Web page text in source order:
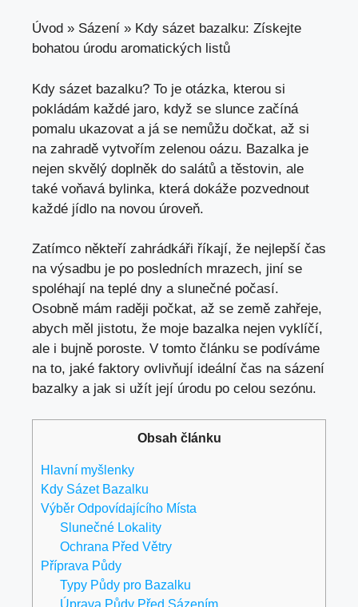
Úvod » Sázení » Kdy sázet bazalku: Získejte
bohatou úrodu aromatických listů
Kdy sázet bazalku? To je otázka, kterou si
pokládám každé jaro, když se slunce začíná
pomalu ukazovat a já se nemůžu dočkat, až si
na zahradě vytvořím zelenou oázu. Bazalka je
nejen skvělý doplněk do salátů a těstovin, ale
také voňavá bylinka, která dokáže pozvednout
každé jídlo na novou úroveň.
Zatímco někteří zahrádkáři říkají, že nejlepší čas
na výsadbu je po posledních mrazech, jiní se
spoléhají na teplé dny a slunečné počasí.
Osobně mám raději počkat, až se země zahřeje,
abych měl jistotu, že moje bazalka nejen vyklíčí,
ale i bujně poroste. V tomto článku se podíváme
na to, jaké faktory ovlivňují ideální čas na sázení
bazalky a jak si užít její úrodu po celou sezónu.
Obsah článku
Hlavní myšlenky
Kdy Sázet Bazalku
Výběr Odpovídajícího Místa
Slunečné Lokality
Ochrana Před Větry
Příprava Půdy
Typy Půdy pro Bazalku
Úprava Půdy Před Sázením